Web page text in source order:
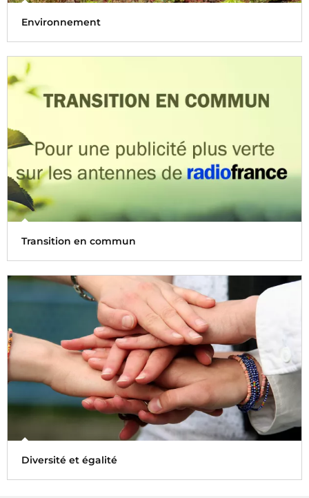
Environnement
Radio France s'engage dans une démarche responsable
d’amélioration continue en faveur de l'environnement.
Transition en commun
Dans le cadre de sa démarche « Transition en commun »,
en faveur d’une publicité plus verte, Radio France a lancé
au printemps 2022, un 2ème appel à candidatures
permettant de mettre ses espaces publicitaires à
disposition d'acteurs agissant activement en faveur de la
transition écologique.
Parmi 35 candidatures, 8 projets en faveur de la
biodiversité et pour une consommation responsable ont
été sélectionnés.
Diversité et égalité